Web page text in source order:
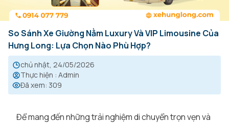
So Sánh Xe Giường Nằm Luxury Và VIP Limousine Của
Hưng Long: Lựa Chọn Nào Phù Hợp?
chủ nhật, 24/05/2026
Thực hiện : Admin
Đã xem: 309
Để mang đến những trải nghiệm di chuyển trọn vẹn và